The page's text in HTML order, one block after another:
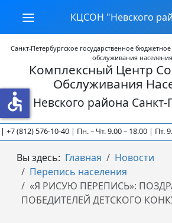
КЦСОН "Невского
Санкт-Петербургское государственное
обслуживания населения
Комплексный Центр
Обслуживания
Невского района Санкт-
(812) 576-10-40 | Пн. – Чт. 9.00 – 18.00 | Пт.
Вы здесь: Главная
Новости
Перепись населения
«Я РИСУЮ ПЕРЕПИСЬ»:
ПОБЕДИТЕЛЕЙ ДЕТСКОГО
accessible